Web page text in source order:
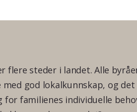
flere steder i landet. Alle
med god lokalkunnskap, og
familienes individuelle